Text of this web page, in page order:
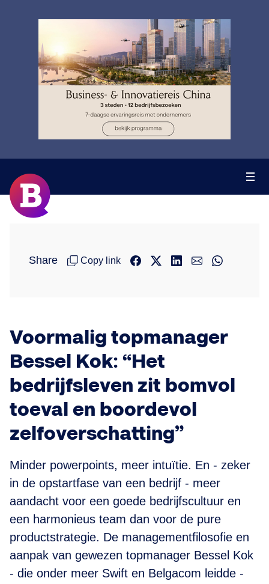
Share Copy link
Voormalig topmanager
Bessel Kok: “Het
bedrijfsleven zit bomvol
toeval en boordevol
zelfoverschatting”
Minder powerpoints, meer intuïtie. En - zeker
in de opstartfase van een bedrijf - meer
aandacht voor een goede bedrijfscultuur en
een harmonieus team dan voor de pure
productstrategie. De managementfilosofie en
aanpak van gewezen topmanager Bessel Kok
- die onder meer Swift en Belgacom leidde -